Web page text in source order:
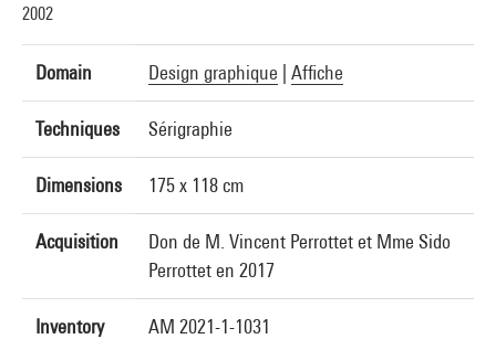
2002
Domain Design graphique Affiche
Techniques Sérigraphie
Dimensions 175 x 118 cm
Acquisition
Don de M. Vincent Perrottet et Mme Sido
Perrottet en 2017
Inventory
AM 2021-1-1031